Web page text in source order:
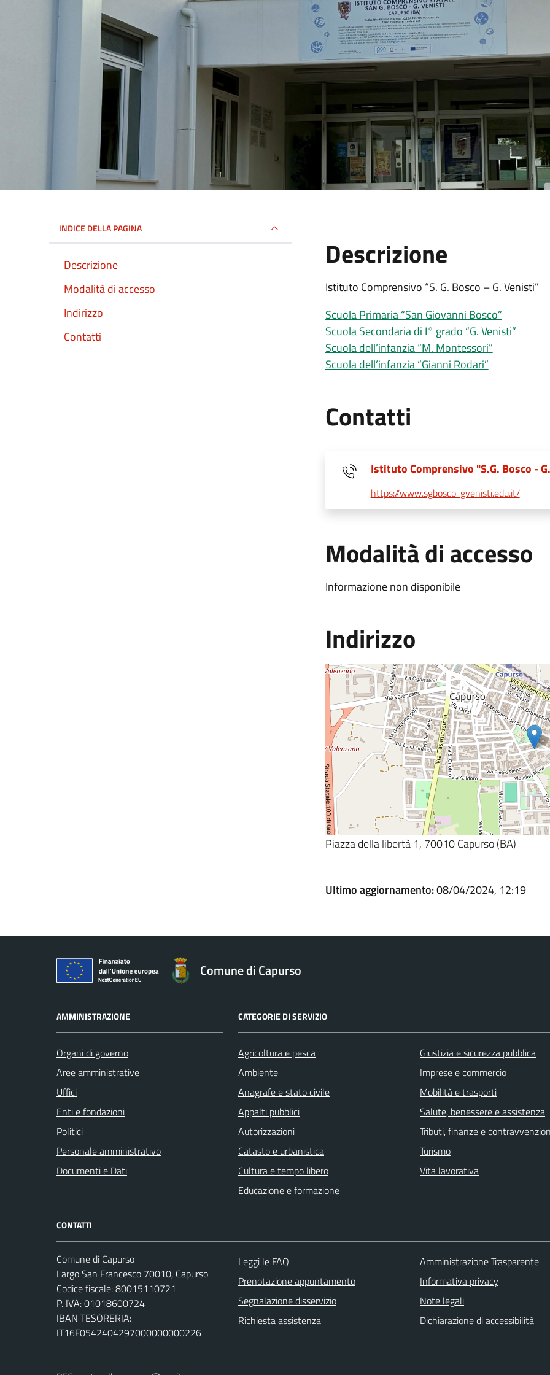
INDICE DELLA PAGINA
Descrizione
Modalità di accesso
Indirizzo
Contatti
Descrizione
Istituto Comprensivo “S. G. Bosco – G. Venisti”
Scuola Primaria “San Giovanni Bosco”
Scuola Secondaria di I° grado “G. Venisti”
Scuola dell’infanzia “M. Montessori”
Scuola dell’infanzia “Gianni Rodari”
Contatti
Istituto Comprensivo "S.G. Bosco -
https://www.sgbosco-gvenisti.edu.it/
Modalità di accesso
Informazione non disponibile
Indirizzo
Piazza della libertà 1, 70010 Capurso (BA)
Ultimo aggiornamento:08/04/2024, 12:19
Comune di Capurso
AMMINISTRAZIONE
Organi di governo
Aree amministrative
Uffici
Enti e fondazioni
Politici
Personale amministrativo
Documenti e Dati
CATEGORIE DI SERVIZIO
Agricoltura e pesca
Ambiente
Anagrafe e stato civile
Appalti pubblici
Autorizzazioni
Catasto e urbanistica
Cultura e tempo libero
Educazione e formazione
Giustizia e sicurezza pubblica
Imprese e commercio
Mobilità e trasporti
Salute, benessere e assistenza
Tributi, finanze e
Turismo
Vita lavorativa
CONTATTI
Comune di Capurso
Largo San Francesco 70010, Capurso
Codice fiscale: 80015110721
P. IVA: 01018600724
IBAN TESORERIA:
IT16F0542404297000000000226
Leggi le FAQ
Prenotazione appuntamento
Segnalazione disservizio
Richiesta assistenza
Amministrazione Trasparente
Informativa privacy
Note legali
Dichiarazione di accessibilità